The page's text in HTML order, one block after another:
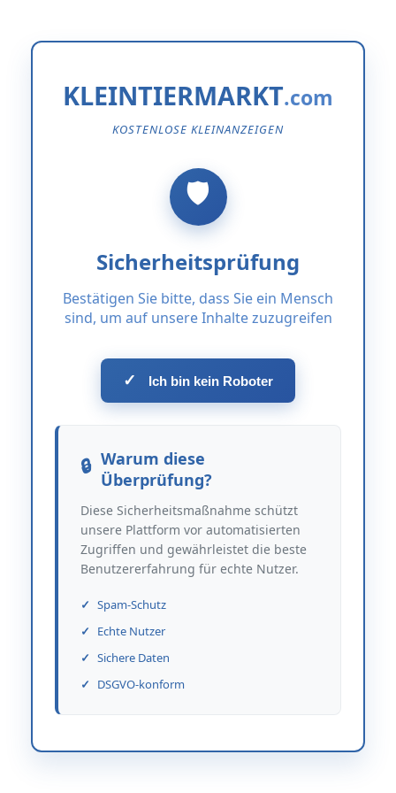
KLEINTIERMARKT
KOSTENLOSE KLEINANZEIGEN
Sicherheitsprüfung
Bestätigen Sie bitte, dass Sie ein Mensch
sind, um auf unsere Inhalte zuzugreifen
✓ Ich bin kein Roboter
Warum diese
Überprüfung?
Diese Sicherheitsmaßnahme schützt
unsere Plattform vor automatisierten
Zugriffen und gewährleistet die beste
Benutzererfahrung für echte Nutzer.
Spam-Schutz
Echte Nutzer
Sichere Daten
DSGVO-konform